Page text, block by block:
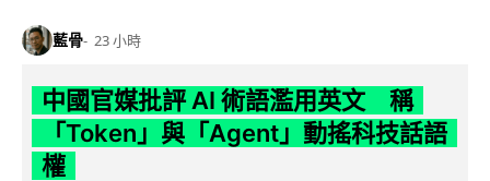
藍骨 23 小時
中國官媒批評 AI 術語濫用英文 稱
「Token」與「Agent」動搖科技話語
權